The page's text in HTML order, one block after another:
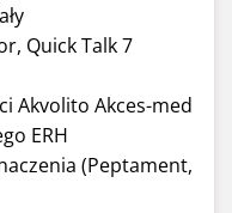
Quick Talk 7
Akvolito Akces-med
ERH
(Peptament,